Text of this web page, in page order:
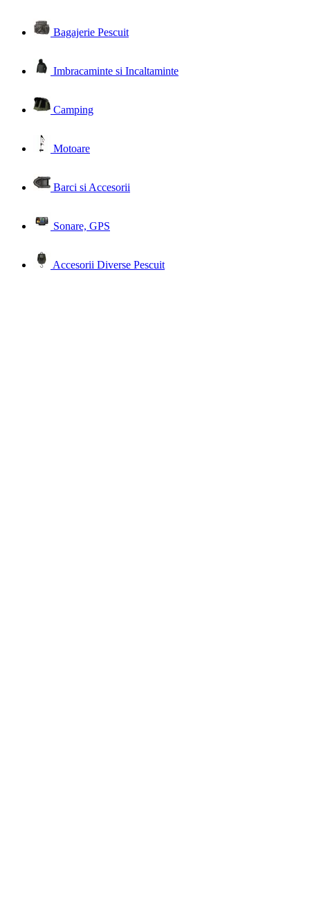
Bagajerie Pescuit
Imbracaminte si Incaltaminte
Camping
Motoare
Barci si Accesorii
Sonare, GPS
Accesorii Diverse Pescuit